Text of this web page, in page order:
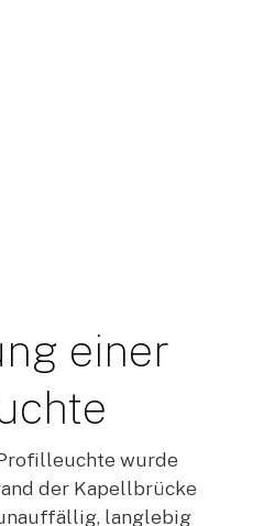
einer
wurde
der Kapellbrücke
langlebig